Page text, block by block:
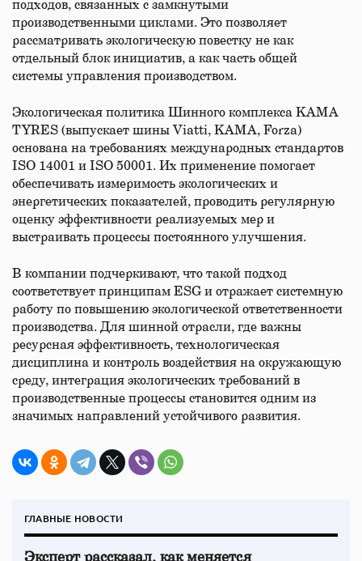
подходов, связанных с замкнутыми
производственными циклами. Это позволяет
рассматривать экологическую повестку не как
отдельный блок инициатив, а как часть общей
системы управления производством.
Экологическая политика Шинного комплекса KAMA
TYRES (выпускает шины Viatti, KAMA, Forza)
основана на требованиях международных стандартов
ISO 14001 и ISO 50001. Их применение помогает
обеспечивать измеримость экологических и
энергетических показателей, проводить регулярную
оценку эффективности реализуемых мер и
выстраивать процессы постоянного улучшения.
В компании подчеркивают, что такой подход
соответствует принципам ESG и отражает системную
работу по повышению экологической ответственности
производства. Для шинной отрасли, где важны
ресурсная эффективность, технологическая
дисциплина и контроль воздействия на окружающую
среду, интеграция экологических требований в
производственные процессы становится одним из
значимых направлений устойчивого развития.
ГЛАВНЫЕ НОВОСТИ
Эксперт рассказал, как меняется